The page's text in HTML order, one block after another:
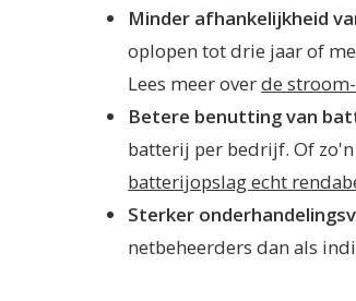
Minder afhankelijkheid
oplopen tot drie jaar of
Lees meer overde
Betere benutting van
batterij per bedrijf. Of
batterijopslag echt
Sterker
netbeheerders dan als